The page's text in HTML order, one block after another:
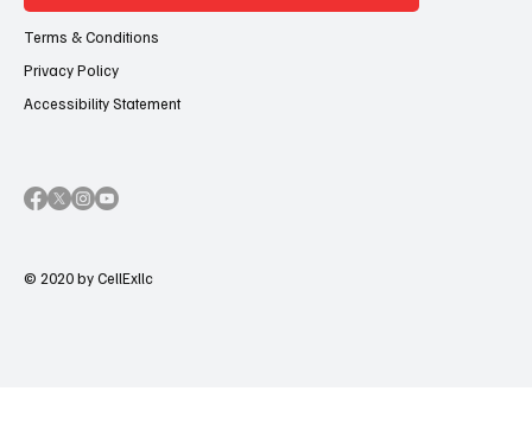
Terms & Conditions
Privacy Policy
Accessibility Statement
© 2020 by CellExllc